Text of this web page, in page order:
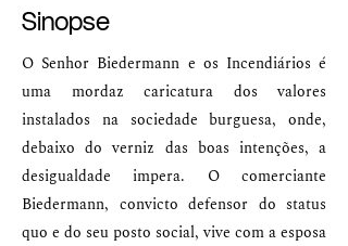
Sinopse
O Senhor Biedermann e os Incendiários é
uma mordaz caricatura dos valores
instalados na sociedade burguesa, onde,
debaixo do verniz das boas intenções, a
desigualdade impera. O comerciante
Biedermann, convicto defensor do status
quo e do seu posto social, vive com a esposa